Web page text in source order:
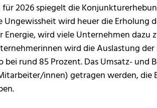
2026 spiegelt die
wird heuer die
wird viele Unternehmen
wird die Auslastung
bei rund 85 Prozent. Das Umsatz-
innen) getragen werden, die